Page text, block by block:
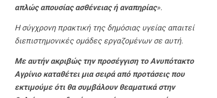
απλώς απουσίας ασθένειας ή αναπηρίας».
Η σύγχρονη πρακτική της δημόσιας υγείας απαιτεί
διεπιστημονικές ομάδες εργαζομένων σε αυτή.
Με αυτήν ακριβώς την προσέγγιση το Ανυπότακτο
Αγρίνιο καταθέτει μια σειρά από προτάσεις που
εκτιμούμε ότι θα συμβάλουν θεαματικά στην